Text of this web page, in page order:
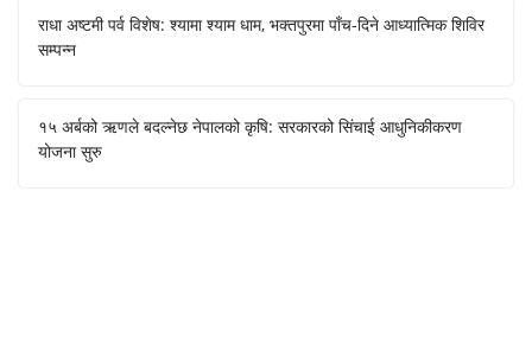
राधा अष्टमी पर्व विशेष: श्यामा श्याम धाम, भक्तपुरमा पाँच-दिने आध्यात्मिक शिविर
सम्पन्न
१५ अर्बको ऋणले बदल्नेछ नेपालको कृषि: सरकारको सिंचाई आधुनिकीकरण
योजना सुरु